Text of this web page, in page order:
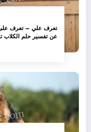
تعرف علي – تعرف على
عن تفسير حلم الكلاب